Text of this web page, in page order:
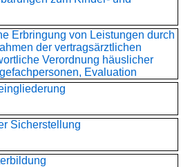
Erbringung von Leistungen durch
der vertragsärztlichen
Verordnung häuslicher
Evaluation
Sicherstellung